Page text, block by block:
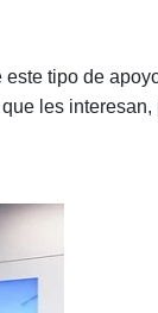
tipo de
les